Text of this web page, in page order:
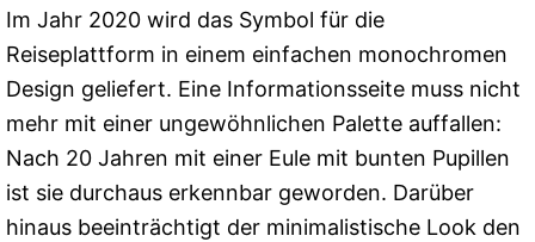
Im Jahr 2020 wird das Symbol für die
Reiseplattform in einem einfachen monochromen
Design geliefert. Eine Informationsseite muss nicht
mehr mit einer ungewöhnlichen Palette auffallen:
Nach 20 Jahren mit einer Eule mit bunten Pupillen
ist sie durchaus erkennbar geworden. Darüber
hinaus beeinträchtigt der minimalistische Look den